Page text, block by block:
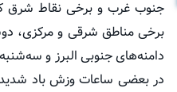
جنوب غرب و برخی نقاط شرق
برخی مناطق شرقی و مرکزی،
دامنه‌های جنوبی البرز و
در بعضی ساعات وزش باد